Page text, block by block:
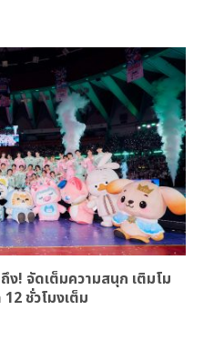
ง! จัดเต็มความสนุก เติมโม
ชั่วโมงเต็ม